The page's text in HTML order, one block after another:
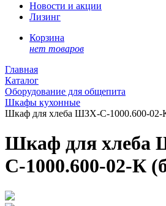
Новости и акции
Лизинг
Корзина
нет товаров
Главная
Каталог
Оборудование для общепита
Шкафы кухонные
Шкаф для хлеба ШЗХ-С-1000.600-02-
Шкаф для хлеба
С-1000.600-02-К